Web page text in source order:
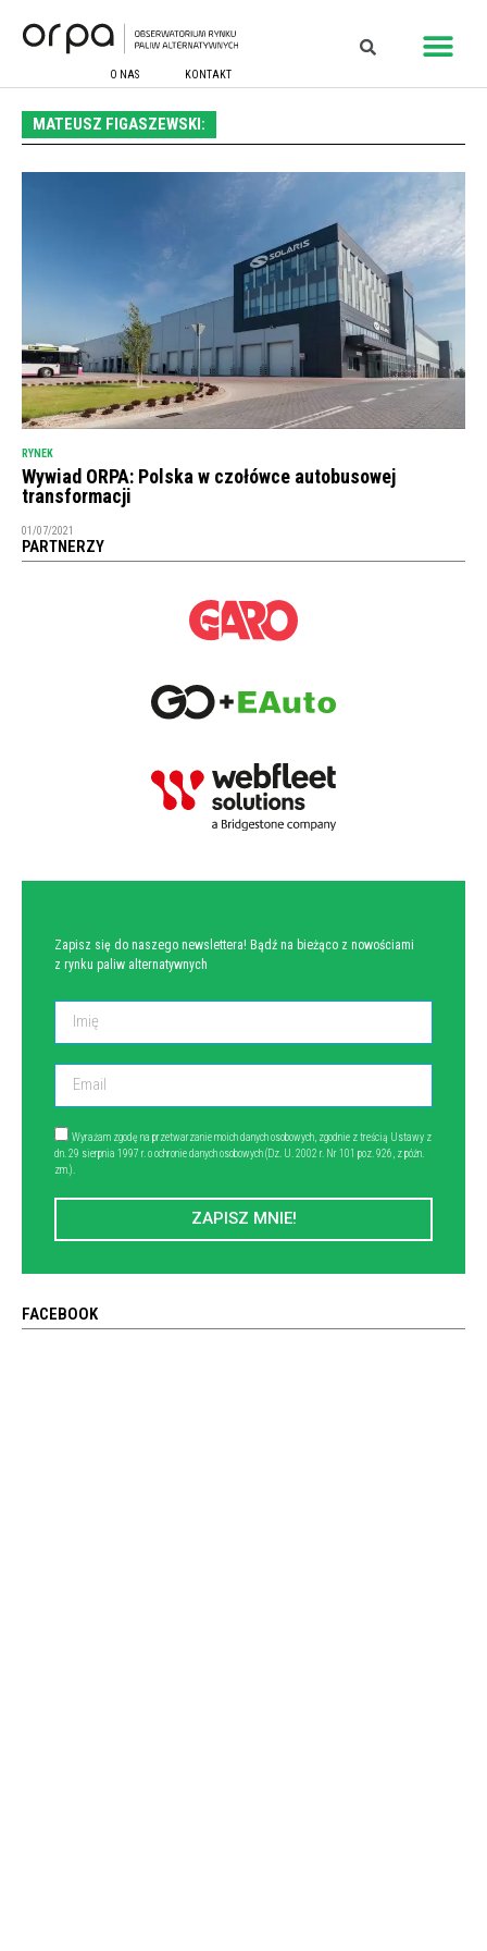
O NAS KONTAKT
MATEUSZ FIGASZEWSKI:
RYNEK
Wywiad ORPA: Polska w czołówce autobusowej
transformacji
01/07/2021
PARTNERZY
Zapisz się do naszego newslettera! Bądź na bieżąco z nowościami
z rynku paliw alternatywnych
Wyrażam zgodę na przetwarzanie moich danych osobowych, zgodnie z treścią Ustawy z
dn. 29 sierpnia 1997 r. o ochronie danych osobowych (Dz. U. 2002 r. Nr 101 poz. 926, z późn.
zm.).
ZAPISZ MNIE!
FACEBOOK